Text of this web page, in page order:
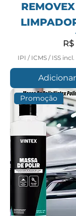
IPI / ICMS / ISS incl.
Promoção